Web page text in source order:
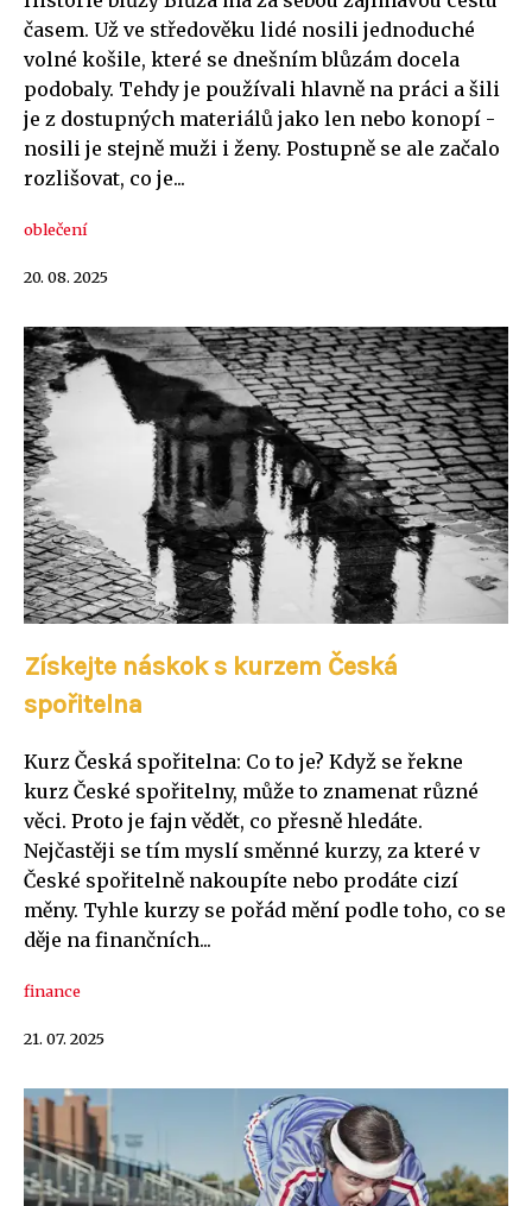
časem. Už ve středověku lidé nosili jednoduché
volné košile, které se dnešním blůzám docela
podobaly. Tehdy je používali hlavně na práci a šili
je z dostupných materiálů jako len nebo konopí -
nosili je stejně muži i ženy. Postupně se ale začalo
rozlišovat, co je...
oblečení
20. 08. 2025
Získejte náskok s kurzem Česká
spořitelna
Kurz Česká spořitelna: Co to je? Když se řekne
kurz České spořitelny, může to znamenat různé
věci. Proto je fajn vědět, co přesně hledáte.
Nejčastěji se tím myslí směnné kurzy, za které v
České spořitelně nakoupíte nebo prodáte cizí
měny. Tyhle kurzy se pořád mění podle toho, co se
děje na finančních...
finance
21. 07. 2025